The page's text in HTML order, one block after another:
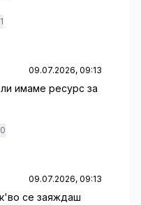
1
09.07.2026, 09:13
имаме ресурс за
0
09.07.2026, 09:13
се заяждаш